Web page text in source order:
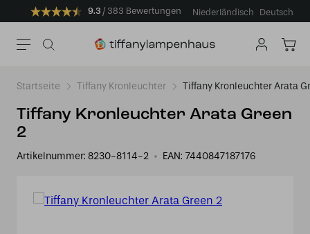
9.3 383 Bewertungen Niederländisch Deutsch
Startseite Tiffany Kronleuchter Tiffany Kronleuchter Arata
Tiffany Kronleuchter Arata Green
2
Artikelnummer: 8230-8114-2 EAN: 7440847187176